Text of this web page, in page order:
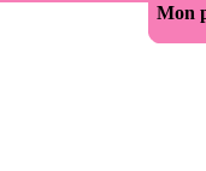
Mon